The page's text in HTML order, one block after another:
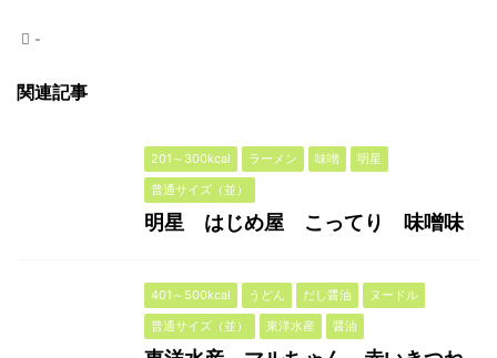
-
関連記事
201～300kcal ラーメン 味噌
明星
普通サイズ（並）
明星 はじめ屋 こってり 味噌味
401～500kcal うどん だし醤油
ヌードル
普通サイズ（並）
東洋水産 醤油